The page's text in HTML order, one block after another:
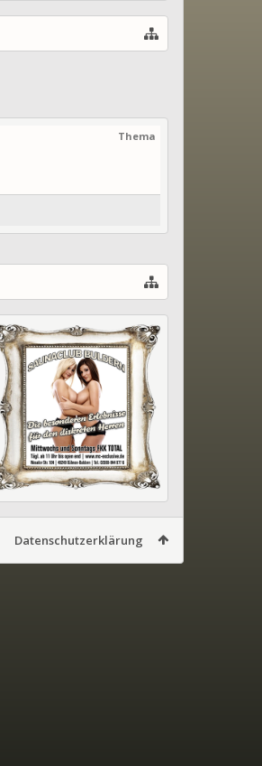
Thema
Datenschutzerklärung